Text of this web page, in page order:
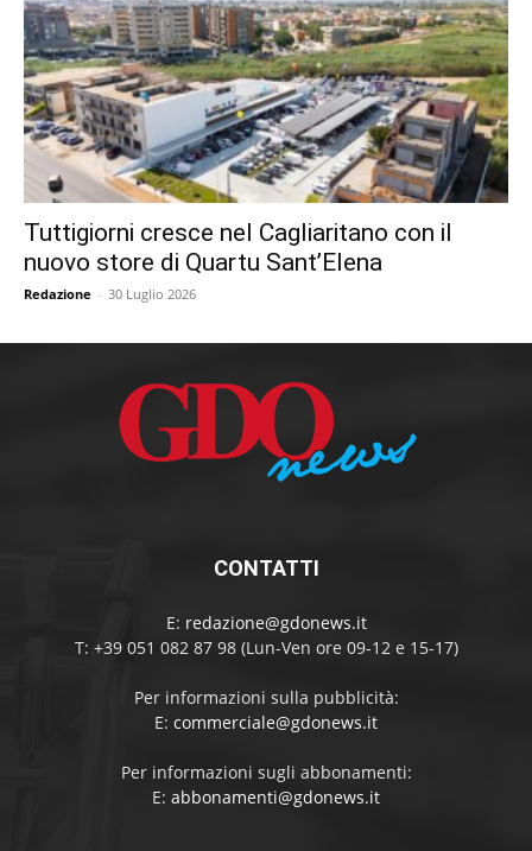
Tuttigiorni cresce nel Cagliaritano con il
nuovo store di Quartu Sant’Elena
Redazione - 30 Luglio 2026
CONTATTI
E: redazione@gdonews.it
T: +39 051 082 87 98 (Lun-Ven ore 09-12 e 15-17)
Per informazioni sulla pubblicità:
E: commerciale@gdonews.it
Per informazioni sugli abbonamenti:
E: abbonamenti@gdonews.it